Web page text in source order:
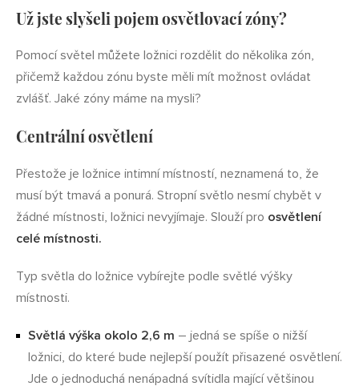
Už jste slyšeli pojem osvětlovací zóny?
Pomocí světel můžete ložnici rozdělit do několika zón,
přičemž každou zónu byste měli mít možnost ovládat
zvlášť. Jaké zóny máme na mysli?
Centrální osvětlení
Přestože je ložnice intimní místností, neznamená to, že
musí být tmavá a ponurá. Stropní světlo nesmí chybět v
žádné místnosti, ložnici nevyjímaje. Slouží pro osvětlení
celé místnosti.
Typ světla do ložnice vybírejte podle světlé výšky
místnosti.
Světlá výška okolo 2,6 m – jedná se spíše o nižší
ložnici, do které bude nejlepší použít přisazené osvětlení.
Jde o jednoduchá nenápadná svítidla mající většinou